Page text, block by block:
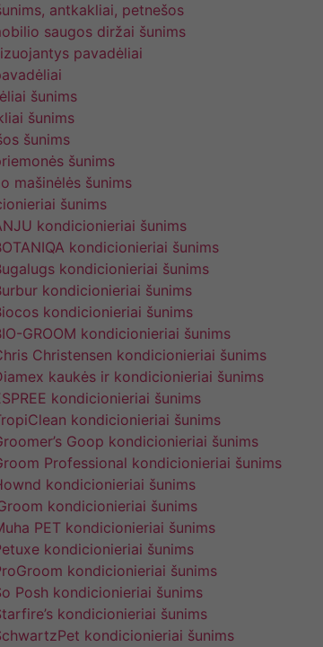
antkakliai, petnešos
saugos diržai šunims
pavadėliai
šunims
šunims
šunims
šunims
mašinėlės šunims
šunims
kondicionieriai šunims
kondicionieriai šunims
kondicionieriai šunims
kondicionieriai šunims
kondicionieriai šunims
GROOM kondicionieriai šunims
Christensen kondicionieriai šunims
kaukės ir kondicionieriai šunims
kondicionieriai šunims
kondicionieriai šunims
Goop kondicionieriai šunims
Professional kondicionieriai šunims
kondicionieriai šunims
kondicionieriai šunims
PET kondicionieriai šunims
kondicionieriai šunims
kondicionieriai šunims
Posh kondicionieriai šunims
kondicionieriai šunims
kondicionieriai šunims